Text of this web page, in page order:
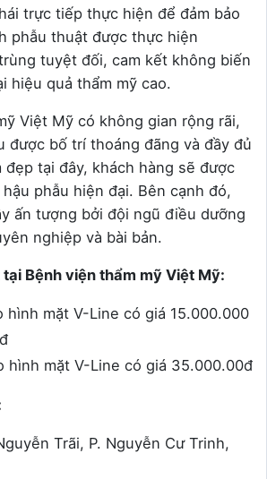
trực tiếp thực hiện để đảm bảo
phẫu thuật được thực hiện
tuyệt đối, cam kết không biến
hiệu quả thẩm mỹ cao.
Việt Mỹ có không gian rộng rãi,
được bố trí thoáng đãng và đầy đủ
đẹp tại đây, khách hàng sẽ được
phẫu hiện đại. Bên cạnh đó,
ấn tượng bởi đội ngũ điều dưỡng
nghiệp và bài bản.
Bệnh viện thẩm mỹ Việt Mỹ:
hình mặt V-Line có giá 15.000.000
hình mặt V-Line có giá 35.000.00đ
Trãi, P. Nguyễn Cư Trinh,